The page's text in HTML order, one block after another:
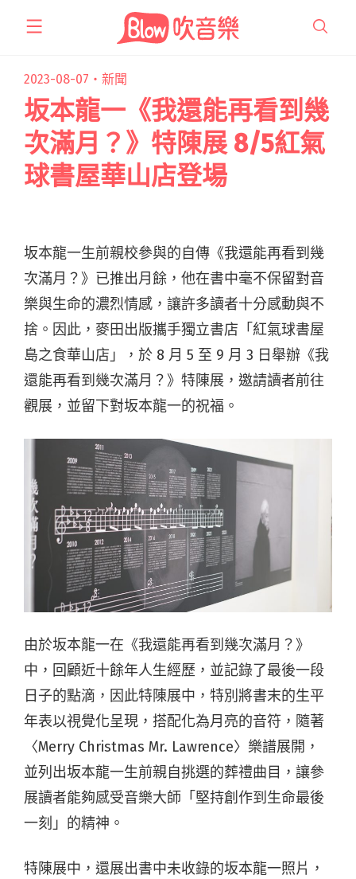
2023-08-07・ 新聞
坂本龍一《我還能再看到幾
次滿月？》特陳展 8/5紅氣
球書屋華山店登場
坂本龍一生前親校參與的自傳《我還能再看到幾
次滿月？》已推出月餘，他在書中毫不保留對音
樂與生命的濃烈情感，讓許多讀者十分感動與不
捨。因此，麥田出版攜手獨立書店「紅氣球書屋
島之食華山店」，於 8 月 5 至 9 月 3 日舉辦《我
還能再看到幾次滿月？》特陳展，邀請讀者前往
觀展，並留下對坂本龍一的祝福。
由於坂本龍一在《我還能再看到幾次滿月？》
中，回顧近十餘年人生經歷，並記錄了最後一段
日子的點滴，因此特陳展中，特別將書末的生平
年表以視覺化呈現，搭配化為月亮的音符，隨著
〈Merry Christmas Mr. Lawrence〉樂譜展開，
並列出坂本龍一生前親自挑選的葬禮曲目，讓參
展讀者能夠感受音樂大師「堅持創作到生命最後
一刻」的精神。
特陳展中，還展出書中未收錄的坂本龍一照片，